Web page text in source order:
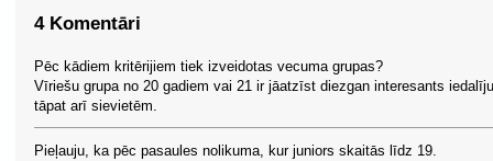
4 Komentāri
Pēc kādiem kritērijiem tiek izveidotas vecuma grupas?
Vīriešu grupa no 20 gadiem vai 21 ir jāatzīst diezgan interesants
tāpat arī sievietēm.
Pieļauju, ka pēc pasaules nolikuma, kur juniors skaitās līdz 19.